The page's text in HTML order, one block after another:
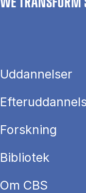
Uddannelser
Forskning
Bibliotek
Om CBS